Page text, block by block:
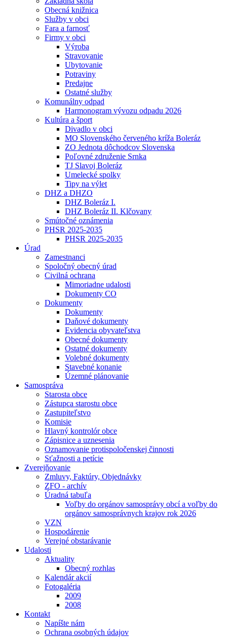
Obecná knižnica
Služby v obci
Fara a farnosť
Firmy v obci
Výroba
Stravovanie
Ubytovanie
Potraviny
Predajne
Ostatné služby
Komunálny odpad
Harmonogram vývozu odpadu 2026
Kultúra a šport
Divadlo v obci
MO Slovenského červeného kríža Boleráz
ZO Jednota dôchodcov Slovenska
Poľovné združenie Srnka
TJ Slavoj Boleráz
Umelecké spolky
Tipy na výlet
DHZ a DHZO
DHZ Boleráz I.
DHZ Boleráz II. Klčovany
Smútočné oznámenia
PHSR 2025-2035
PHSR 2025-2035
Úrad
Zamestnanci
Spoločný obecný úrad
Civilná ochrana
Mimoriadne udalosti
Dokumenty CO
Dokumenty
Dokumenty
Daňové dokumenty
Evidencia obyvateľstva
Obecné dokumenty
Ostatné dokumenty
Volebné dokumenty
Stavebné konanie
Územné plánovanie
Samospráva
Starosta obce
Zástupca starostu obce
Zastupiteľstvo
Komisie
Hlavný kontrolór obce
Zápisnice a uznesenia
Oznamovanie protispoločenskej činnosti
Sťažnosti a petície
Zverejňovanie
Zmluvy, Faktúry, Objednávky
ZFO - archív
Úradná tabuľa
Voľby do orgánov samosprávy obcí a voľby do
orgánov samosprávnych krajov rok 2026
VZN
Hospodárenie
Verejné obstarávanie
Udalosti
Aktuality
Obecný rozhlas
Kalendár akcií
Fotogaléria
2009
2008
Kontakt
Napíšte nám
Ochrana osobných údajov